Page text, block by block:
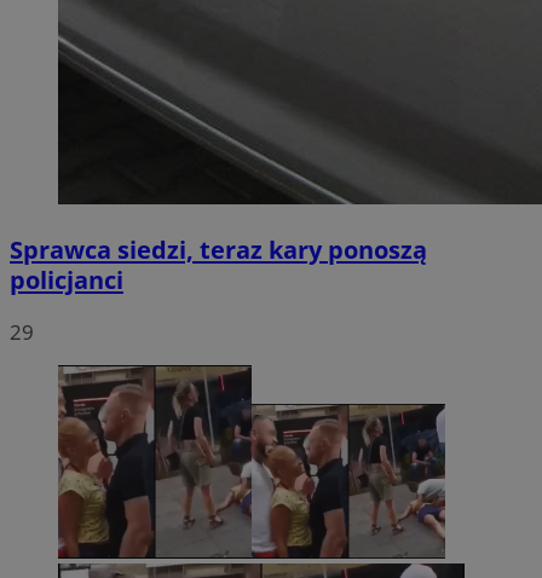
Sprawca siedzi, teraz kary ponoszą
policjanci
29